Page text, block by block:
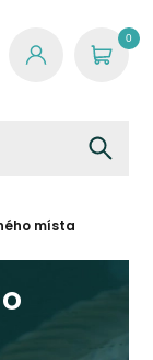
0
místa